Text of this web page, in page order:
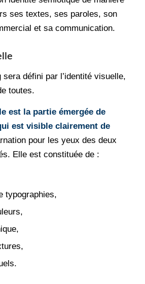
ses textes, ses paroles, son
et sa communication.
sera défini par l’identité visuelle,
toutes.
est la partie émergée de
est visible clairement de
pour les yeux des deux
Elle est constituée de :
typographies,